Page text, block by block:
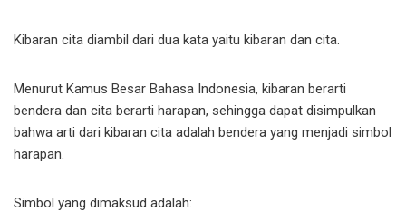
Kibaran cita diambil dari dua kata yaitu kibaran dan cita.
Menurut Kamus Besar Bahasa Indonesia, kibaran berarti
bendera dan cita berarti harapan, sehingga dapat disimpulkan
bahwa arti dari kibaran cita adalah bendera yang menjadi simbol
harapan.
Simbol yang dimaksud adalah: